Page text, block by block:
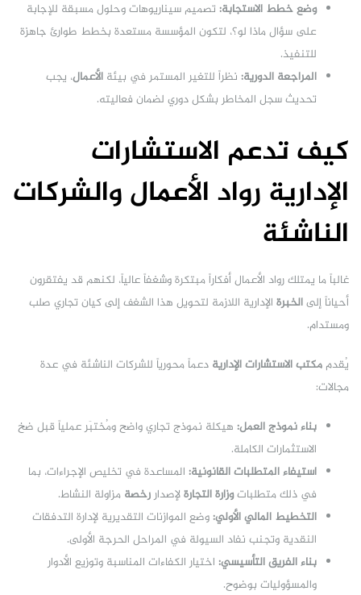
وضع خطط الاستجابة: تصميم سيناريوهات وحلول مسبقة للإجابة
على سؤال ماذا لو؟، لتكون المؤسسة مستعدة بخطط طوارئ جاهزة
للتنفيذ.
المراجعة الدورية: نظراً للتغير المستمر في بيئة الأعمال، يجب
تحديث سجل المخاطر بشكل دوري لضمان فعاليته.
كيف تدعم الاستشارات
الإدارية رواد الأعمال والشركات
الناشئة
غالباً ما يمتلك رواد الأعمال أفكاراً مبتكرة وشغفاً عالياً، لكنهم قد يفتقرون
أحياناً إلىالخبرة الإدارية اللازمة لتحويل هذا الشغف إلى كيان تجاري صلب
ومستدام.
يُقدم مكتب الاستشارات الإدارية دعماً محورياً للشركات الناشئة في عدة
مجالات:
بناء نموذج العمل: هيكلة نموذج تجاري واضح ومُختبَر عملياً قبل ضخ
الاستثمارات الكاملة.
استيفاء المتطلبات القانونية: المساعدة في تخليص الإجراءات، بما
في ذلك متطلباتوزارة التجارةلإصداررخصة مزاولة النشاط.
التخطيط المالي الأولي:وضع الموازنات التقديرية لإدارة التدفقات
النقدية وتجنب نفاد السيولة في المراحل الحرجة الأولى.
بناء الفريق التأسيسي: اختيار الكفاءات المناسبة وتوزيع الأدوار
والمسؤوليات بوضوح.